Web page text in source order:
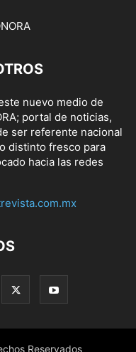
nuevo medio de
portal de noticias,
ser referente nacional
distinto fresco para
hacia las redes
Reservados